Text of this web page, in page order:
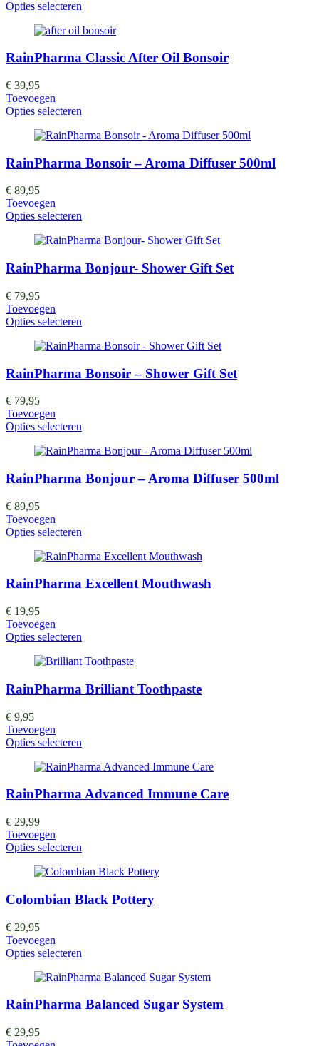
Opties selecteren
RainPharma Classic After Oil Bonsoir
€ 39,95
Toevoegen
Opties selecteren
RainPharma Bonsoir – Aroma Diffuser 500ml
€ 89,95
Toevoegen
Opties selecteren
RainPharma Bonjour- Shower Gift Set
€ 79,95
Toevoegen
Opties selecteren
RainPharma Bonsoir – Shower Gift Set
€ 79,95
Toevoegen
Opties selecteren
RainPharma Bonjour – Aroma Diffuser 500ml
€ 89,95
Toevoegen
Opties selecteren
RainPharma Excellent Mouthwash
€ 19,95
Toevoegen
Opties selecteren
RainPharma Brilliant Toothpaste
€ 9,95
Toevoegen
Opties selecteren
RainPharma Advanced Immune Care
€ 29,99
Toevoegen
Opties selecteren
Colombian Black Pottery
€ 29,95
Toevoegen
Opties selecteren
RainPharma Balanced Sugar System
€ 29,95